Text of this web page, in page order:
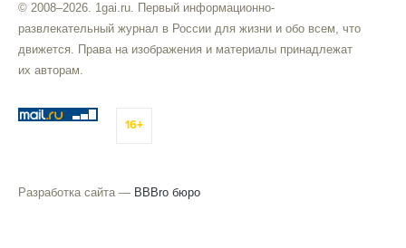
© 2008–2026. 1gai.ru. Первый информационно-
развлекательный журнал в России для жизни и обо всем, что
движется. Права на изображения и материалы принадлежат
их авторам.
16+
Разработка сайта — BBBro бюро